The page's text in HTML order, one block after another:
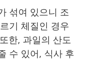
섞여 있으니 조
기 체질인 경우
한, 과일의 산도
수 있어, 식사 후